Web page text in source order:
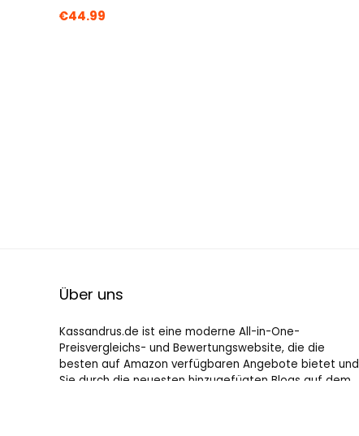
€44.99
Über uns
Kassandrus.de ist eine moderne All-in-One-
Preisvergleichs- und Bewertungswebsite, die die
besten auf Amazon verfügbaren Angebote bietet und
Sie durch die neuesten hinzugefügten Blogs auf dem